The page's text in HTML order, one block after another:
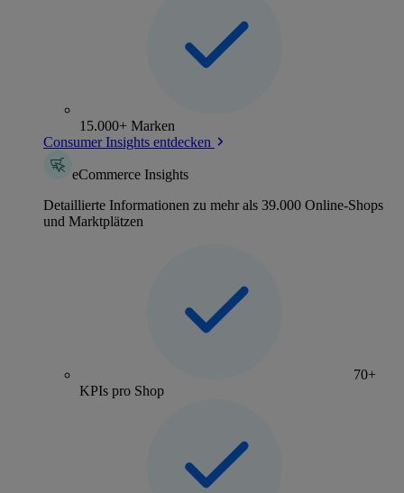
15.000+ Marken
Consumer Insights entdecken
eCommerce Insights
Detaillierte Informationen zu mehr als 39.000 Online-Shops
und Marktplätzen
70+
KPIs pro Shop